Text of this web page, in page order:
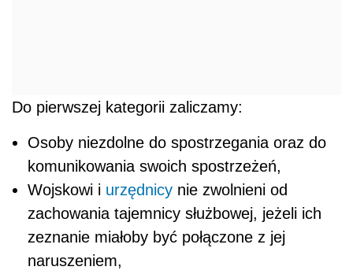
Do pierwszej kategorii zaliczamy:
Osoby niezdolne do spostrzegania oraz do
komunikowania swoich spostrzeżeń,
Wojskowi i urzędnicy nie zwolnieni od
zachowania tajemnicy służbowej, jeżeli ich
zeznanie miałoby być połączone z jej
naruszeniem,